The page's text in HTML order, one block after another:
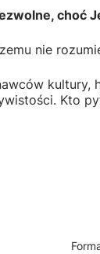
choć
nie
Kto